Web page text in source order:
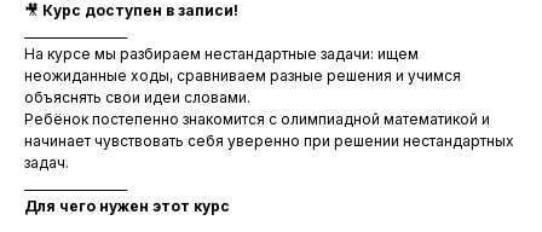
🎥 Курс доступен в записи!
На курсе мы разбираем нестандартные задачи: ищем
неожиданные ходы, сравниваем разные решения и учимся
объяснять свои идеи словами.
Ребёнок постепенно знакомится с олимпиадной математикой и
начинает чувствовать себя уверенно при решении нестандартных
задач.
Для чего нужен этот курс